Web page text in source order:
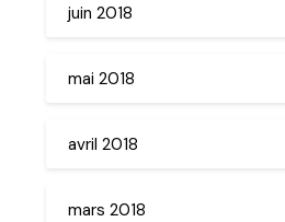
juin 2018
mai 2018
avril 2018
mars 2018